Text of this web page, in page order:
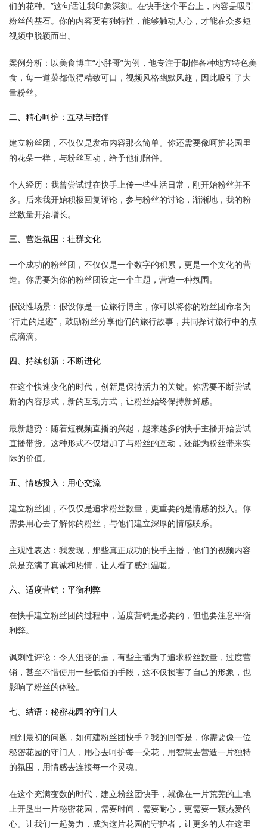
们的花种。”这句话让我印象深刻。在快手这个平台上，内容是吸引
粉丝的基石。你的内容要有独特性，能够触动人心，才能在众多短
视频中脱颖而出。
案例分析：以美食博主“小胖哥”为例，他专注于制作各种地方特色美
食，每一道菜都做得精致可口，视频风格幽默风趣，因此吸引了大
量粉丝。
二、精心呵护：互动与陪伴
建立粉丝团，不仅仅是发布内容那么简单。你还需要像呵护花园里
的花朵一样，与粉丝互动，给予他们陪伴。
个人经历：我曾尝试过在快手上传一些生活日常，刚开始粉丝并不
多。后来我开始积极回复评论，参与粉丝的讨论，渐渐地，我的粉
丝数量开始增长。
三、营造氛围：社群文化
一个成功的粉丝团，不仅仅是一个数字的积累，更是一个文化的营
造。你需要为你的粉丝团设定一个主题，营造一种氛围。
假设性场景：假设你是一位旅行博主，你可以将你的粉丝团命名为
“行走的足迹”，鼓励粉丝分享他们的旅行故事，共同探讨旅行中的点
点滴滴。
四、持续创新：不断进化
在这个快速变化的时代，创新是保持活力的关键。你需要不断尝试
新的内容形式，新的互动方式，让粉丝始终保持新鲜感。
最新趋势：随着短视频直播的兴起，越来越多的快手主播开始尝试
直播带货。这种形式不仅增加了与粉丝的互动，还能为粉丝带来实
际的价值。
五、情感投入：用心交流
建立粉丝团，不仅仅是追求粉丝数量，更重要的是情感的投入。你
需要用心去了解你的粉丝，与他们建立深厚的情感联系。
主观性表达：我发现，那些真正成功的快手主播，他们的视频内容
总是充满了真诚和热情，让人看了感到温暖。
六、适度营销：平衡利弊
在快手建立粉丝团的过程中，适度营销是必要的，但也要注意平衡
利弊。
讽刺性评论：令人沮丧的是，有些主播为了追求粉丝数量，过度营
销，甚至不惜使用一些低俗的手段，这不仅损害了自己的形象，也
影响了粉丝的体验。
七、结语：秘密花园的守门人
回到最初的问题，如何建粉丝团快手？我的回答是，你需要像一位
秘密花园的守门人，用心去呵护每一朵花，用智慧去营造一片独特
的氛围，用情感去连接每一个灵魂。
在这个充满变数的时代，建立粉丝团快手，就像在一片荒芜的土地
上开垦出一片秘密花园，需要时间，需要耐心，更需要一颗热爱的
心。让我们一起努力，成为这片花园的守护者，让更多的人在这里